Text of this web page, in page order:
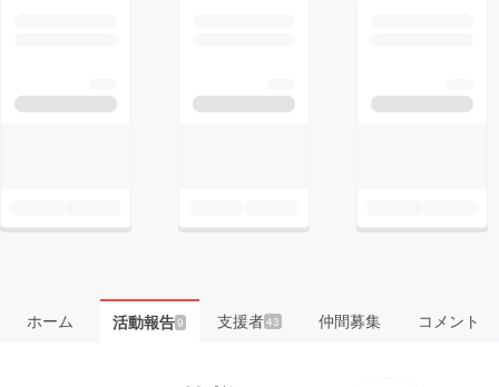
ホーム 活動報告9 支援者43 仲間募集 コメント